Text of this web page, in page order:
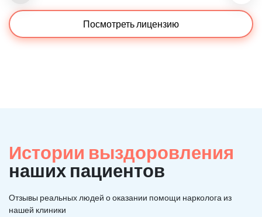
Посмотреть лицензию
Истории выздоровления
наших пациентов
Отзывы реальных людей о оказании помощи нарколога из
нашей клиники